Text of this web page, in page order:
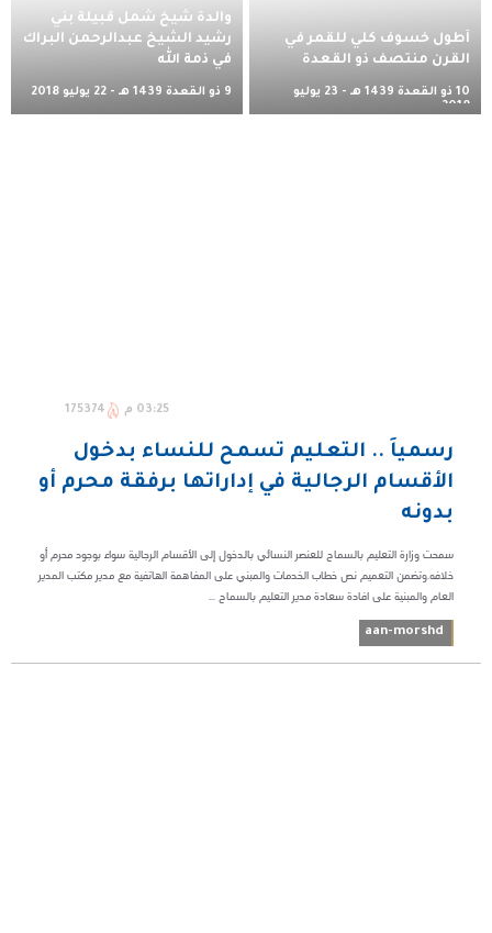
أطول خسوف كلي للقمر في
القرن منتصف ذو القعدة
10 ذو القعدة 1439 هـ - 23 يوليو
2018 م
والدة شيخ شمل قبيلة بني
رشيد الشيخ عبدالرحمن البراك
في ذمة الله
9 ذو القعدة 1439 هـ - 22 يوليو 2018
03:25 م 175374
رسمياً .. التعليم تسمح للنساء بدخول
الأقسام الرجالية في إداراتها برفقة محرم أو
بدونه
سمحت وزارة التعليم بالسماح للعنصر النسائي بالدخول إلى الأقسام الرجالية سواء بوجود محرم أو
خلافه.وتضمن التعميم نص خطاب الخدمات والمبني على المفاهمة الهاتفية مع مدير مكتب المدير
العام والمبنية على افادة سعادة مدير التعليم بالسماح ...
aan-morshd